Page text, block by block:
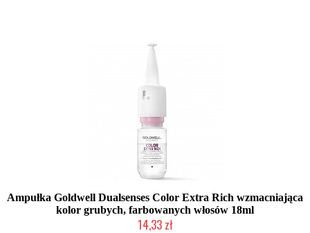
Ampułka Goldwell Dualsenses Color Extra Rich wzmacniająca
kolor grubych, farbowanych włosów 18ml
14,33 zł